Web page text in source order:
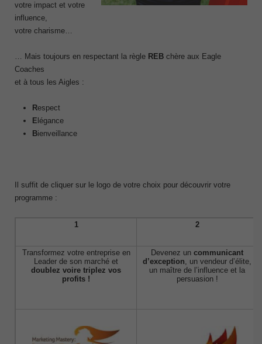
votre impact et votre
influence,
votre charisme…
… Mais toujours en respectant la règle REB chère aux Eagle
Coaches
et à tous les Aigles :
Respect
E légance
Bienveillance
Il suffit de cliquer sur le logo de votre choix pour découvrir votre
programme :
1 2
Transformez votre entreprise en
Leader de son marché et
doublez voire triplez vos
profits !
Devenez un communicant
d’exception, un vendeur d’élite,
un maître de l’influence et la
persuasion !